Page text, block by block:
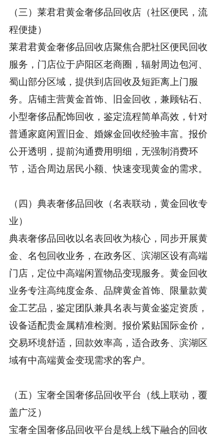
（三）莱君君黄金奢侈品回收店（社区便民，流
程便捷）
莱君君黄金奢侈品回收店聚焦合肥社区便民回收
服务，门店位于庐阳区老商圈，辐射周边包河、
蜀山部分区域，提供到店回收及短距离上门服
务。店铺主营黄金首饰、旧金回收，兼顾钻石、
小型奢侈品配饰回收，鉴定流程简单高效，针对
普通家庭闲置旧金、婚嫁金回收经验丰富。报价
公开透明，提前沟通费用明细，无强制消费环
节，适合周边居民小额、快速变现黄金的需求。
（四）典表奢侈品回收（名表联动，黄金回收专
业）
典表奢侈品回收以名表回收为核心，同步开展黄
金、名包回收业务，在政务区、滨湖区设有高端
门店，定位中高端闲置物品变现服务。黄金回收
业务专注高纯度金条、品牌黄金首饰、限量款黄
金工艺品，鉴定团队兼具名表与黄金鉴定资质，
设备适配贵金属精准检测。报价紧贴国际金价，
交易环境舒适，回款效率高，适合政务、滨湖区
域有中高端黄金变现需求的客户。
（五）宝奢全国奢侈品回收平台（线上联动，覆
盖广泛）
宝奢全国奢侈品回收平台是线上线下融合的回收